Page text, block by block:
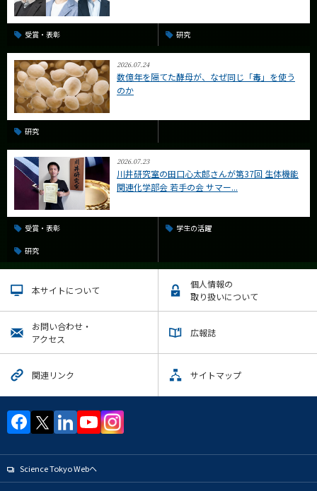
受賞・表彰 研究
2026.07.24
数億年を隔てた酵母が、なぜ同じ「毒」を使う
のか
研究
2026.07.23
川井研究室の田口心太郎さんが第37回 生体機能
関連化学部会 若手の会 サマー...
受賞・表彰 学生の活躍
研究
本サイトについて
個人情報の
取り扱いについて
お問い合わせ・
アクセス
広報誌
関連リンク サイトマップ
Science Tokyo Webヘ